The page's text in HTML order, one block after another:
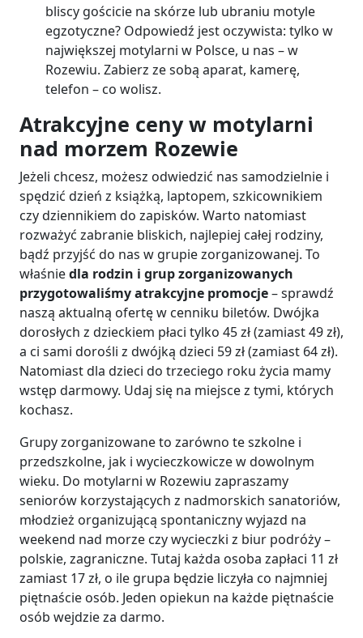
bliscy gościcie na skórze lub ubraniu motyle
egzotyczne? Odpowiedź jest oczywista: tylko w
największej motylarni w Polsce, u nas – w
Rozewiu. Zabierz ze sobą aparat, kamerę,
telefon – co wolisz.
Atrakcyjne ceny w motylarni
nad morzem Rozewie
Jeżeli chcesz, możesz odwiedzić nas samodzielnie i
spędzić dzień z książką, laptopem, szkicownikiem
czy dziennikiem do zapisków. Warto natomiast
rozważyć zabranie bliskich, najlepiej całej rodziny,
bądź przyjść do nas w grupie zorganizowanej. To
właśniedla rodzin i grup zorganizowanych
przygotowaliśmy atrakcyjne promocje– sprawdź
naszą aktualną ofertę w cenniku biletów. Dwójka
dorosłych z dzieckiem płaci tylko 45 zł (zamiast 49 zł),
a ci sami dorośli z dwójką dzieci 59 zł (zamiast 64 zł).
Natomiast dla dzieci do trzeciego roku życia mamy
wstęp darmowy. Udaj się na miejsce z tymi, których
kochasz.
Grupy zorganizowane to zarówno te szkolne i
przedszkolne, jak i wycieczkowicze w dowolnym
wieku. Do motylarni w Rozewiu zapraszamy
seniorów korzystających z nadmorskich sanatoriów,
młodzież organizującą spontaniczny wyjazd na
weekend nad morze czy wycieczki z biur podróży –
polskie, zagraniczne. Tutaj każda osoba zapłaci 11 zł
zamiast 17 zł, o ile grupa będzie liczyła co najmniej
piętnaście osób. Jeden opiekun na każde piętnaście
osób wejdzie za darmo.